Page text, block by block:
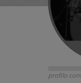
profilo